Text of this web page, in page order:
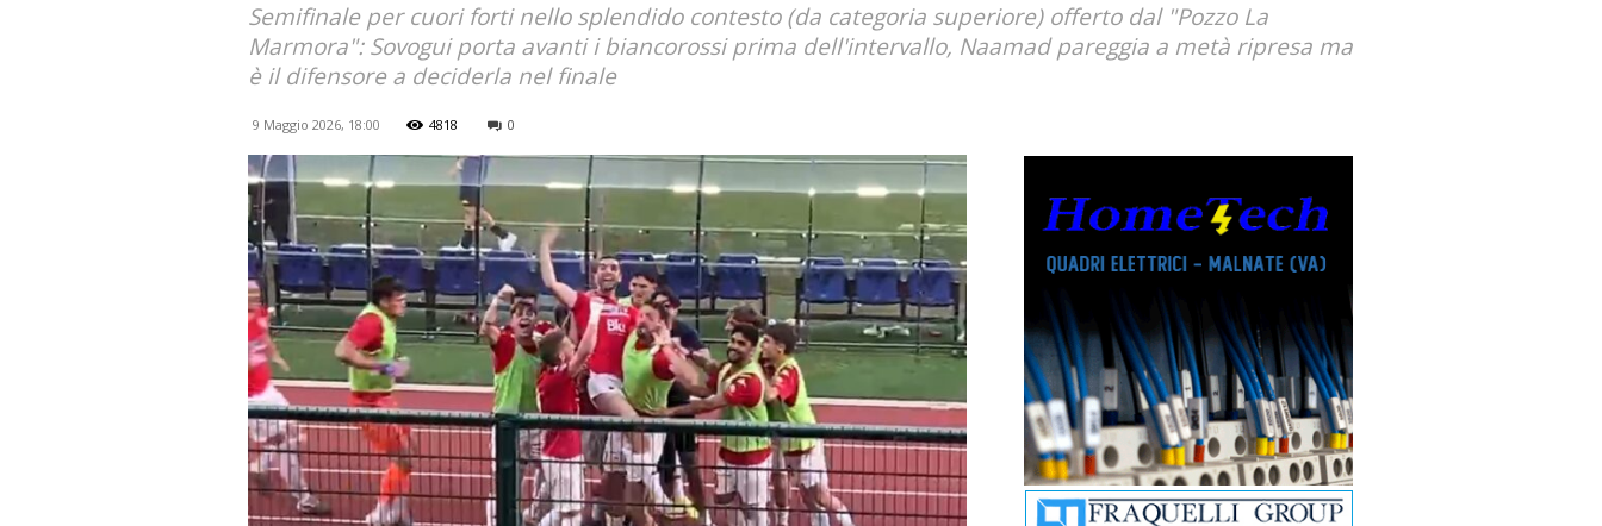
Semifinale per cuori forti nello splendido contesto (da categoria superiore) offerto dal "Pozzo La
Marmora": Sovogui porta avanti i biancorossi prima dell'intervallo, Naamad pareggia a metà ripresa ma
è il difensore a deciderla nel finale
9 Maggio 2026, 18:00 4818 0